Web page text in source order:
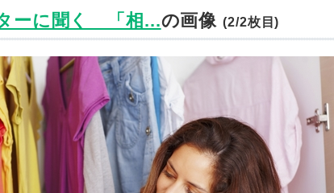
ーに聞く 「相...の画像(2/2枚目)